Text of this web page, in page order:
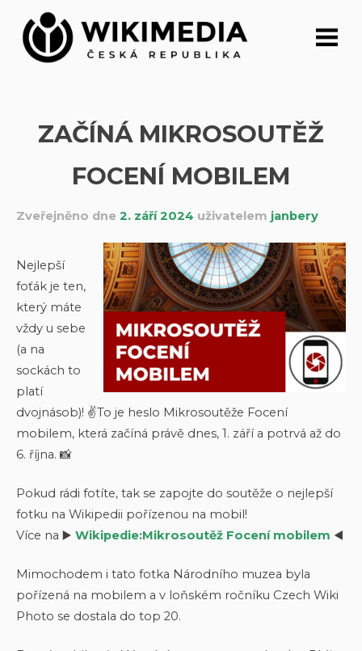
Přeskočit
obsah
ZAČÍNÁ MIKROSOUTĚŽ
FOCENÍ MOBILEM
Zveřejněno dne 2. září 2024 uživatelem janbery
Nejlepší
foťák je ten,
který máte
vždy u sebe
(a na
sockách to
platí
dvojnásob)! ✌️To je heslo Mikrosoutěže Focení
mobilem, která začíná právě dnes, 1. září a potrvá až do
6. října. 📸
Pokud rádi fotíte, tak se zapojte do soutěže o nejlepší
fotku na Wikipedii pořízenou na mobil!
Více na ▶️ Wikipedie:Mikrosoutěž Focení mobilem ◀️
Mimochodem i tato fotka Národního muzea byla
pořízená na mobilem a v loňském ročníku Czech Wiki
Photo se dostala do top 20.